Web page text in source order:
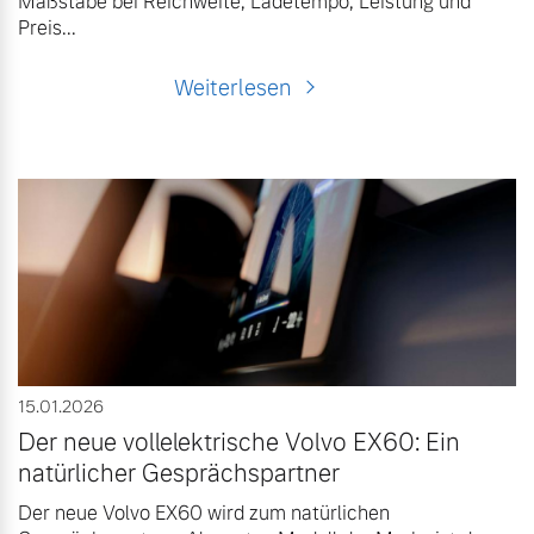
Preis...
Weiterlesen
15.01.2026
Der neue vollelektrische Volvo EX60: Ein
natürlicher Gesprächspartner
Der neue Volvo EX60 wird zum natürlichen